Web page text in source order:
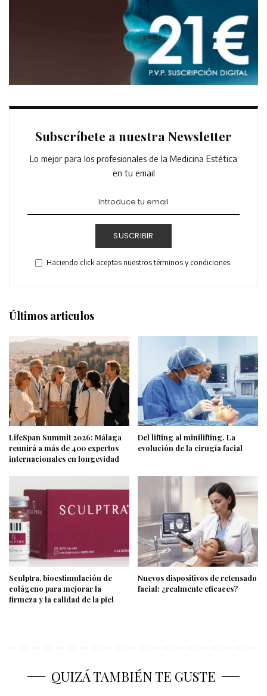
Subscríbete a nuestra Newsletter
Lo mejor para los profesionales de la Medicina Estética
en tu email
SUSCRIBIR
Haciendo click aceptas nuestros términos y condiciones.
Últimos articulos
LifeSpan Summit 2026: Málaga
reunirá a más de 400 expertos
internacionales en longevidad
Del lifting al minilifting. La
evolución de la cirugía facial
Sculptra, bioestimulación de
colágeno para mejorar la
firmeza y la calidad de la piel
Nuevos dispositivos de retensado
facial: ¿realmente eficaces?
QUIZÁ TAMBIÉN TE GUSTE